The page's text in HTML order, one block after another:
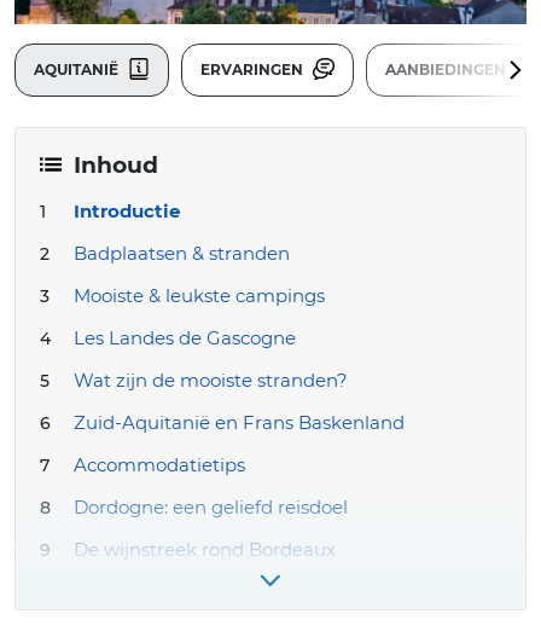
AQUITANIË ERVARINGEN AANBIEDINGEN
Inhoud
Introductie
Badplaatsen & stranden
Mooiste & leukste campings
Les Landes de Gascogne
Wat zijn de mooiste stranden?
Zuid-Aquitanië en Frans Baskenland
Accommodatietips
Dordogne: een geliefd reisdoel
De wijnstreek rond Bordeaux
Reizen naar Aquitanië